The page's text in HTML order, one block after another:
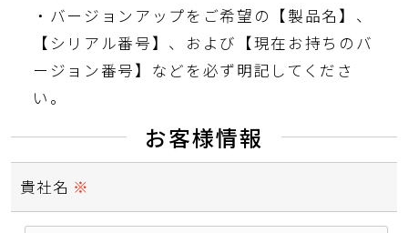
・バージョンアップをご希望の【製品名】、
【シリアル番号】、および【現在お持ちのバ
ージョン番号】などを必ず明記してくださ
い。
お客様情報
貴社名